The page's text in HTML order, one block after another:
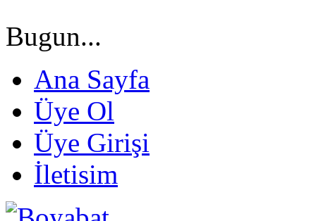
Bugun...
Ana Sayfa
Üye Ol
Üye Girişi
İletisim